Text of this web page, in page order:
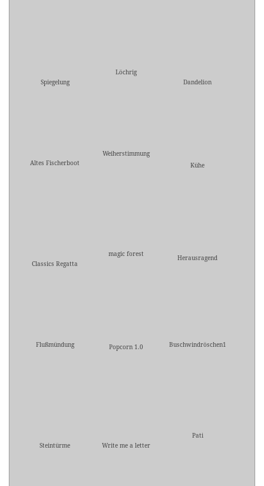
Spiegelung
Löchrig
Dandelion
Altes Fischerboot
Weiherstimmung
Kühe
Classics Regatta
magic forest Herausragend
Flußmündung Popcorn 1.0 Buschwindröschen1
Steintürme Write me a letter
Pati